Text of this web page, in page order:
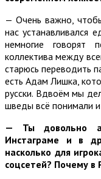
— Очень важно,
нас устанавливался
немногие говорят
коллектива между
старюсь переводить
есть Адам Лишка,
русски. Вдвоём мы
шведы всё понимали
— Ты довольно
Инстаграме и в
насколько для
соцсетей? Почему в